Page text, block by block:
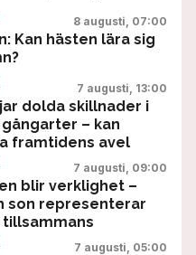
8 augusti, 07:00
Kan hästen lära sig
7 augusti, 13:00
dolda skillnader i
– kan
framtidens avel
7 augusti, 09:00
blir verklighet –
son representerar
7 augusti, 05:00